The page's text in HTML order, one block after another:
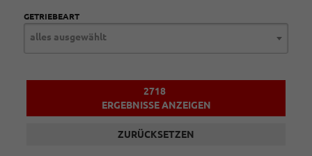
GETRIEBEART
alles ausgewählt
2718
ERGEBNISSE ANZEIGEN
ZURÜCKSETZEN